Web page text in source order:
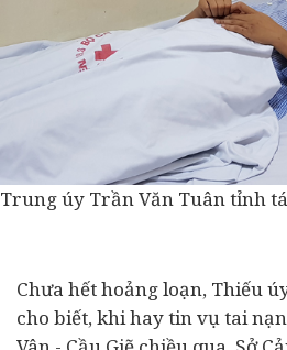
Trung úy Trần Văn Tuân tỉnh
Chưa hết hoảng loạn, Thiếu
cho biết, khi hay tin vụ tai